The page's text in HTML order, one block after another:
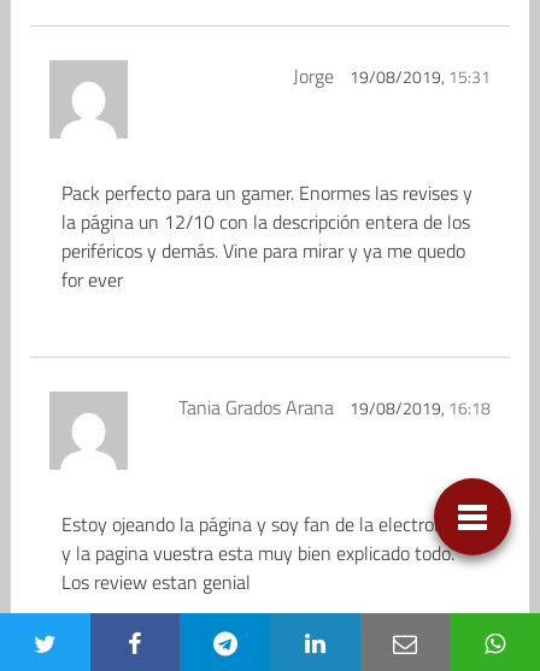
Jorge 19/08/2019, 15:31
Pack perfecto para un gamer. Enormes las revises y
la página un 12/10 con la descripción entera de los
periféricos y demás. Vine para mirar y ya me quedo
for ever
Tania Grados Arana 19/08/2019, 16:18
Estoy ojeando la página y soy fan de la electronica
y la pagina vuestra esta muy bien explicado todo.
Los review estan genial